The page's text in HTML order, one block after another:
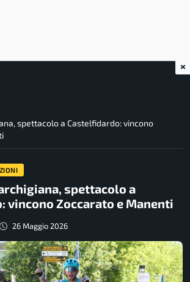
spettacolo a Castelfidardo: vincono
spettacolo a
vincono Zoccarato e Manenti
26 Maggio 2026
×